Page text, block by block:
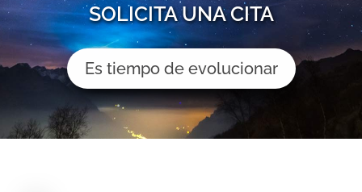
SOLICITA UNA CITA
Es tiempo de evolucionar